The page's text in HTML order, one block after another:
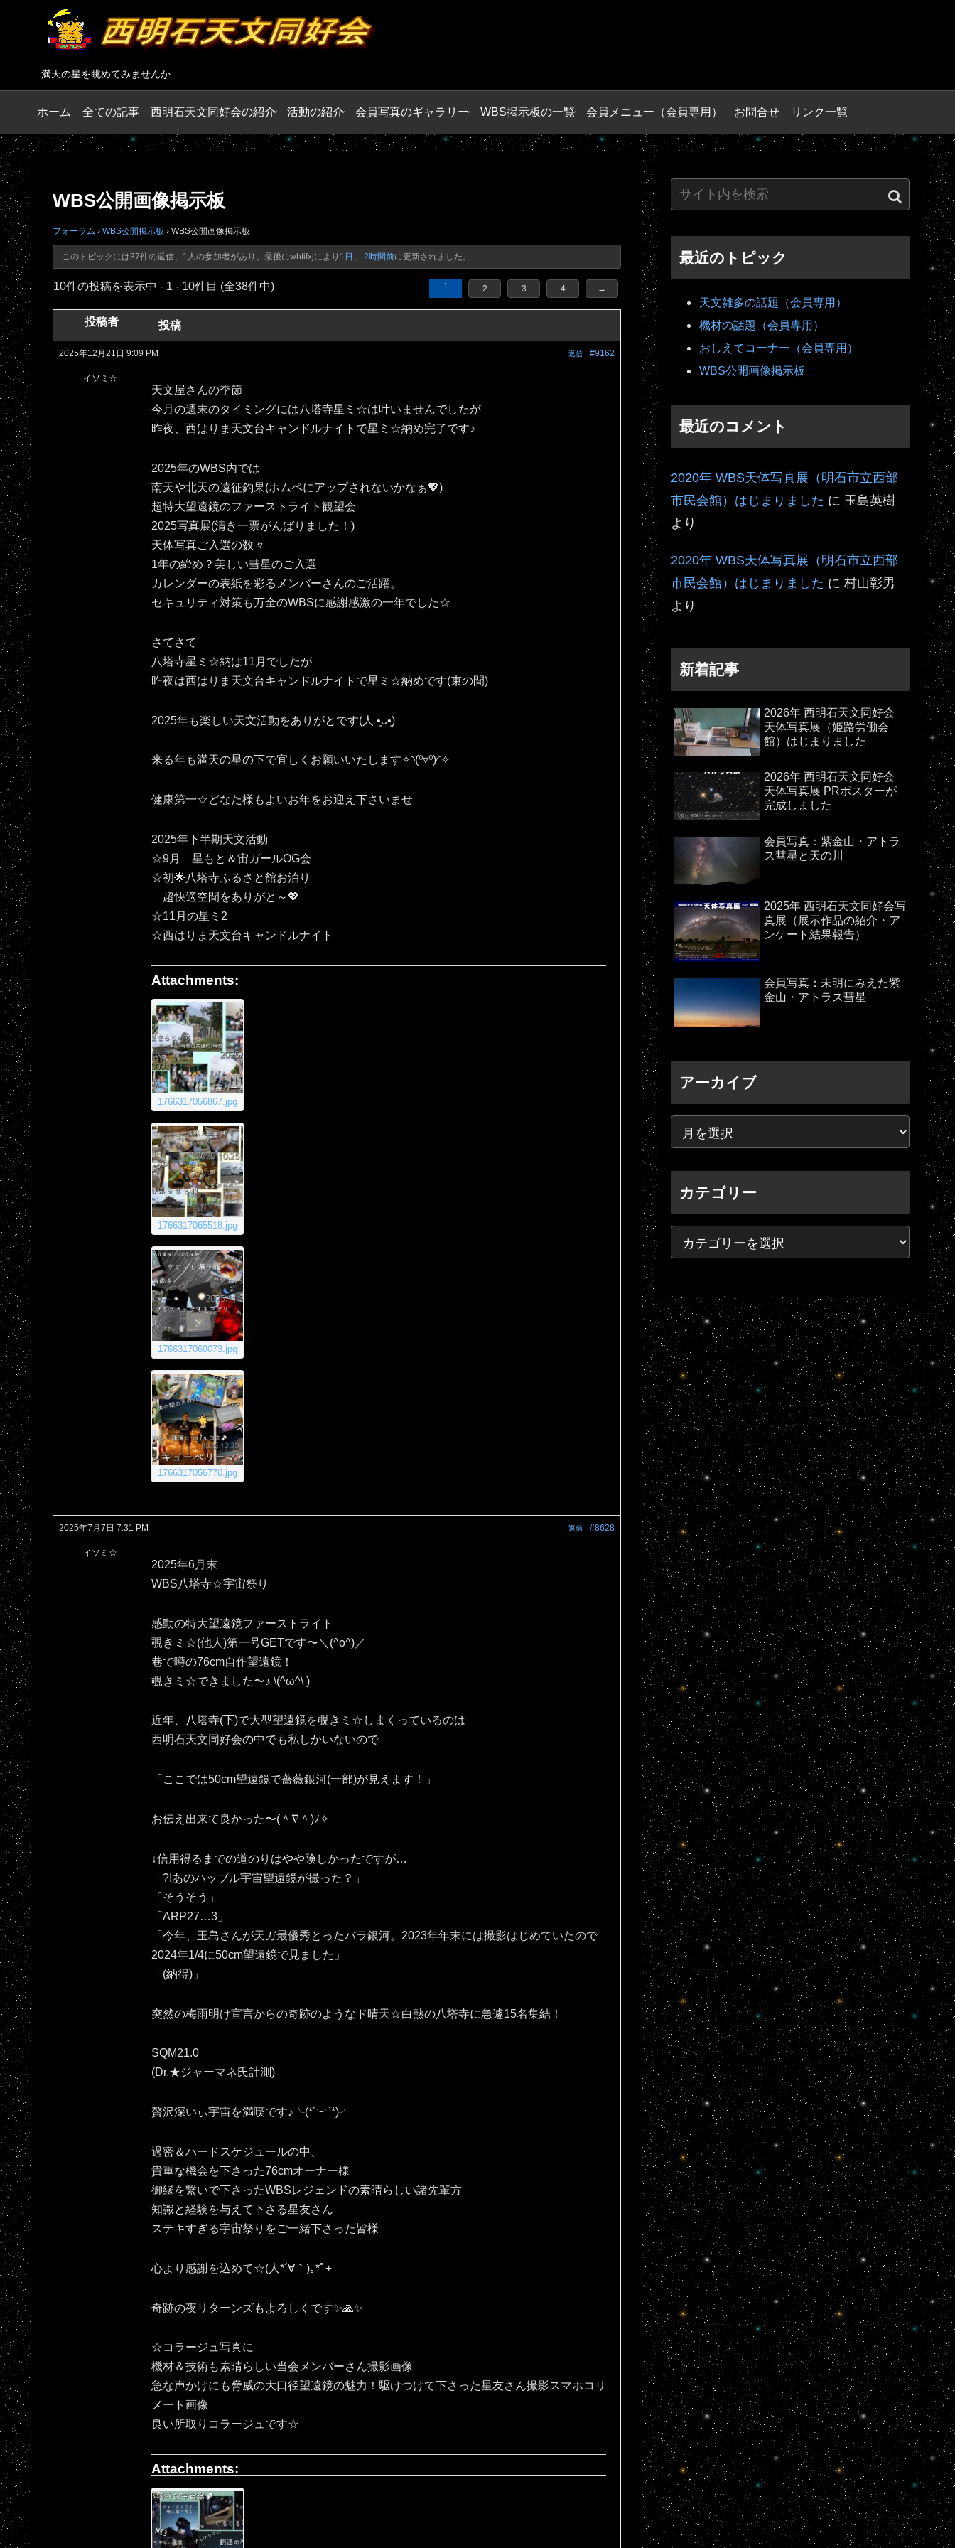
満天の星を眺めてみませんか
ホーム 全ての記事 西明石天文同好会の紹介 活動の紹介 会員写真のギャラリー WBS掲示板の一覧 会員メニュー（会員専用） お問合せ リンク一覧
WBS公開画像掲示板
フォーラム › WBS公開掲示板 › WBS公開画像掲示板
このトピックには37件の返信、1人の参加者があり、最後にwhtifxjにより 1日、 2時間前に更新されました。
10件の投稿を表示中 - 1 - 10件目 (全38件中) 1 2 3 4 →
投稿者 投稿
2025年12月21日 9:09 PM #9162
返信
イソミ☆
天文屋さんの季節
今月の週末のタイミングには八塔寺星ミ☆は叶いませんでしたが
昨夜、西はりま天文台キャンドルナイトで星ミ☆納め完了です♪
2025年のWBS内では
南天や北天の遠征釣果(ホムペにアップされないかなぁ💖)
超特大望遠鏡のファーストライト観望会
2025写真展(清き一票がんばりました！)
天体写真ご入選の数々
1年の締め？美しい彗星のご入選
カレンダーの表紙を彩るメンバーさんのご活躍。
セキュリティ対策も万全のWBSに感謝感激の一年でした☆
さてさて
八塔寺星ミ☆納は11月でしたが
昨夜は西はりま天文台キャンドルナイトで星ミ☆納めです(束の間)
2025年も楽しい天文活動をありがとです(⁠人⁠ ⁠•͈⁠ᴗ⁠•͈⁠)
来る年も満天の星の下で宜しくお願いいたします✧⁠◝⁠(⁠⁰⁠▿⁠⁰⁠)⁠◜⁠✧
健康第一☆どなた様もよいお年をお迎え下さいませ
2025年下半期天文活動
☆9月 星もと＆宙ガールOG会
☆初🌟八塔寺ふるさと館お泊り
超快適空間をありがと～💖
☆11月の星ミ2
☆西はりま天文台キャンドルナイト
Attachments:
1766317056867.jpg
1766317065518.jpg
1766317060073.jpg
1766317056770.jpg
2025年7月7日 7:31 PM #8628
返信
イソミ☆
2025年6月末
WBS八塔寺☆宇宙祭り
感動の特大望遠鏡ファーストライト
覗きミ☆(他人)第一号GETです〜＼(^o^)／
巷で噂の76cm自作望遠鏡！
覗きミ☆できました〜♪⁠ ⁠\⁠(⁠^⁠ω⁠^⁠\⁠ ⁠)
近年、八塔寺(下)で大型望遠鏡を覗きミ☆しまくっているのは
西明石天文同好会の中でも私しかいないので
「ここでは50cm望遠鏡で薔薇銀河(一部)が見えます！」
お伝え出来て良かった〜(⁠＾⁠∇⁠＾⁠)⁠ﾉ⁠✧⁠
↓信用得るまでの道のりはやや険しかったですが…
「?!あのハッブル宇宙望遠鏡が撮った？」
「そうそう」
「ARP27…3」
「今年、玉島さんが天ガ最優秀とったバラ銀河。2023年年末には撮影はじめていたので
2024年1/4に50cm望遠鏡で見ました」
「(納得)」
突然の梅雨明け宣言からの奇跡のようなド晴天☆白熱の八塔寺に急遽15名集結！
SQM21.0
(Dr.★ジャーマネ氏計測)
贅沢深いぃ宇宙を満喫です♪⁠╰⁠(⁠*⁠´⁠︶⁠`⁠*⁠)⁠╯
過密＆ハードスケジュールの中、
貴重な機会を下さった76cmオーナー様
御縁を繋いで下さったWBSレジェンドの素晴らしい諸先輩方
知識と経験を与えて下さる星友さん
ステキすぎる宇宙祭りをご一緒下さった皆様
心より感謝を込めて☆(⁠人⁠*⁠´⁠∀⁠｀⁠)⁠｡⁠*ﾟ⁠+
奇跡の夜リターンズもよろしくです✨🙏✨️
☆コラージュ写真に
機材＆技術も素晴らしい当会メンバーさん撮影画像
急な声かけにも脅威の大口径望遠鏡の魅力！駆けつけて下さった星友さん撮影スマホコリ
メート画像
良い所取りコラージュです☆
Attachments:
最近のトピック
天文雑多の話題（会員専用）
機材の話題（会員専用）
おしえてコーナー（会員専用）
WBS公開画像掲示板
最近のコメント
2020年 WBS天体写真展（明石市立西部
市民会館）はじまりました に 玉島英樹
より
2020年 WBS天体写真展（明石市立西部
市民会館）はじまりました に 村山彰男
より
新着記事
2026年 西明石天文同好会
天体写真展（姫路労働会
館）はじまりました
2026年 西明石天文同好会
天体写真展 PRポスターが
完成しました
会員写真：紫金山・アトラ
ス彗星と天の川
2025年 西明石天文同好会写
真展（展示作品の紹介・ア
ンケート結果報告）
会員写真：未明にみえた紫
金山・アトラス彗星
アーカイブ
カテゴリー